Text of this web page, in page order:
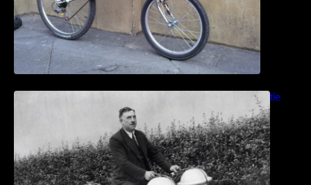
Bicicletas anfibias: Del Cyclomer al Shuttle
Bike Kit